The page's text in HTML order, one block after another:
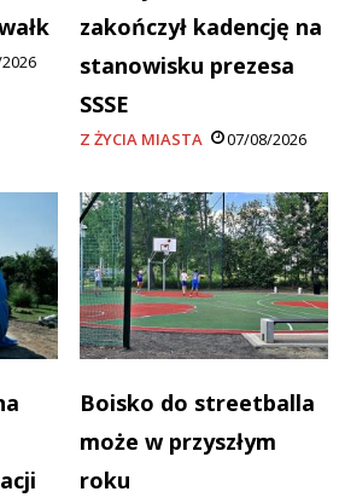
zakończył kadencję na
stanowisku prezesa
SSSE
Z ŻYCIA MIASTA 07/08/2026
Boisko do streetballa
może w przyszłym
roku